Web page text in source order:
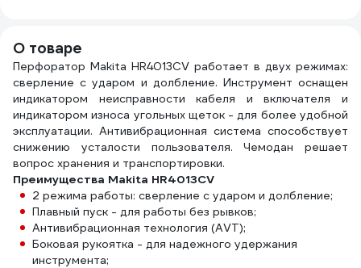
О товаре
Перфоратор Makita HR4013CV работает в двух режимах:
сверление с ударом и долбление. Инструмент оснащен
индикатором неисправности кабеля и включателя и
индикатором износа угольных щеток - для более удобной
эксплуатации. Антивибрационная система способствует
снижению усталости пользователя. Чемодан решает
вопрос хранения и транспортировки.
Преимущества Makita HR4013CV
2 режима работы: сверление с ударом и долбление;
Плавный пуск - для работы без рывков;
Антивибрационная технология (AVT);
Боковая рукоятка - для надежного удержания
инструмента;